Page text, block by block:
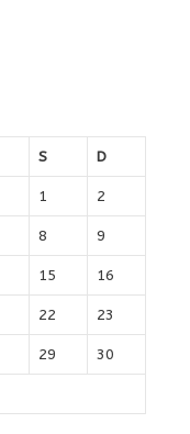
S D
1 2
8 9
15 16
22 23
29 30